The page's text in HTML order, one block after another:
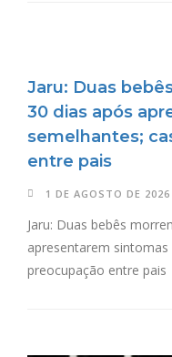
Jaru: Duas
30 dias após
semelhantes;
entre pais
1 DE AGOSTO DE 2026
Jaru: Duas bebês
apresentarem
preocupação entre pais